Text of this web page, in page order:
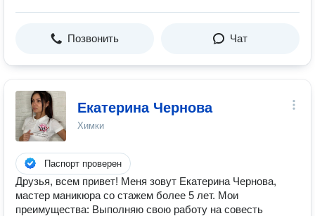
Позвонить Чат
Екатерина Чернова
Химки
Паспорт проверен
Друзья, всем привет! Меня зовут Екатерина Чернова,
мастер маникюра со стажем более 5 лет. Мои
преимущества: Выполняю свою работу на совесть